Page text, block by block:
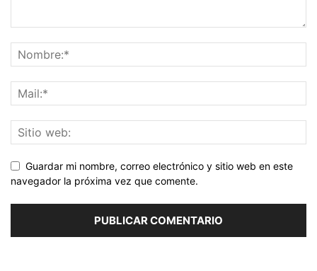
Guardar mi nombre, correo electrónico y sitio web en este
navegador la próxima vez que comente.